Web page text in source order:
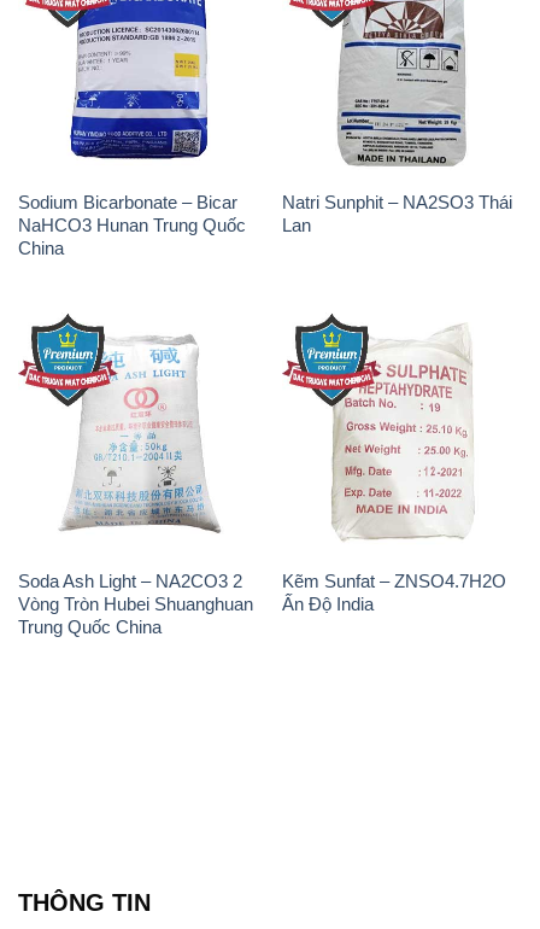
Sodium Bicarbonate – Bicar
NaHCO3 Hunan Trung Quốc
China
Natri Sunphit – NA2SO3 Thái
Lan
Soda Ash Light – NA2CO3 2
Vòng Tròn Hubei Shuanghuan
Trung Quốc China
Kẽm Sunfat – ZNSO4.7H2O
Ấn Độ India
THÔNG TIN